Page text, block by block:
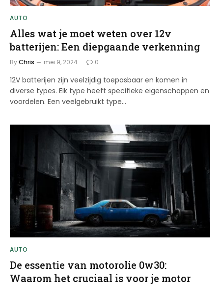
AUTO
Alles wat je moet weten over 12v
batterijen: Een diepgaande verkenning
ByChris mei 9, 2024 0
12V batterijen zijn veelzijdig toepasbaar en komen in
diverse types. Elk type heeft specifieke eigenschappen en
voordelen. Een veelgebruikt type…
AUTO
De essentie van motorolie 0w30:
Waarom het cruciaal is voor je motor